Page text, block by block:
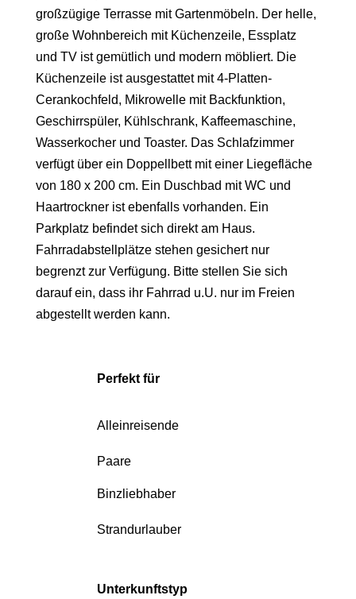
großzügige Terrasse mit Gartenmöbeln. Der helle,
große Wohnbereich mit Küchenzeile, Essplatz
und TV ist gemütlich und modern möbliert. Die
Küchenzeile ist ausgestattet mit 4-Platten-
Cerankochfeld, Mikrowelle mit Backfunktion,
Geschirrspüler, Kühlschrank, Kaffeemaschine,
Wasserkocher und Toaster. Das Schlafzimmer
verfügt über ein Doppellbett mit einer Liegefläche
von 180 x 200 cm. Ein Duschbad mit WC und
Haartrockner ist ebenfalls vorhanden. Ein
Parkplatz befindet sich direkt am Haus.
Fahrradabstellplätze stehen gesichert nur
begrenzt zur Verfügung. Bitte stellen Sie sich
darauf ein, dass ihr Fahrrad u.U. nur im Freien
abgestellt werden kann.
Perfekt für
Alleinreisende
Paare
Binzliebhaber
Strandurlauber
Unterkunftstyp